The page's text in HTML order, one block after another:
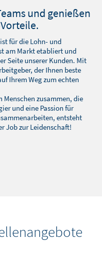
und genießen
für die Lohn- und
am Markt etabliert und
Seite unserer Kunden. Mit
der Ihnen beste
Ihrem Weg zum echten
Menschen zusammen, die
und eine Passion für
entsteht
Job zur Leidenschaft!